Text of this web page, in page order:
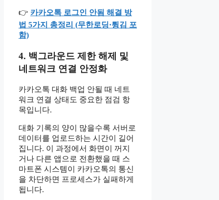
👉 카카오톡 로그인 안됨 해결 방
법 5가지 총정리 (무한로딩·튕김 포
함)
4. 백그라운드 제한 해제 및
네트워크 연결 안정화
카카오톡 대화 백업 안될 때 네트
워크 연결 상태도 중요한 점검 항
목입니다.
대화 기록의 양이 많을수록 서버로
데이터를 업로드하는 시간이 길어
집니다. 이 과정에서 화면이 꺼지
거나 다른 앱으로 전환했을 때 스
마트폰 시스템이 카카오톡의 통신
을 차단하면 프로세스가 실패하게
됩니다.